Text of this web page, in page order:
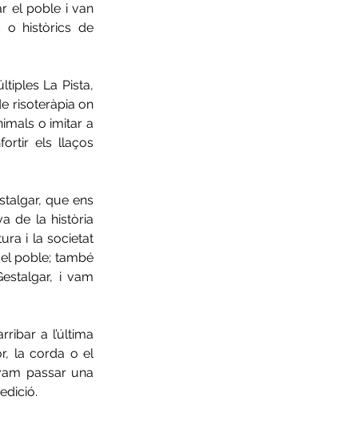
el poble i van
o històrics de
La Pista,
risoteràpia on
o imitar a
els llaços
que ens
de la història
i la societat
poble; també
i vam
a l’última
la corda o el
passar una